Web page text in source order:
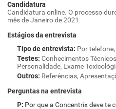
Candidatura
Candidatura online. O processo
mês de Janeiro de 2021
Estágios da entrevista
Tipo de entrevista: Por
Testes: Conhecimentos
Personalidade, Exame
Outros: Referências,
Perguntas na entrevista
Por que a Concentrix deve te